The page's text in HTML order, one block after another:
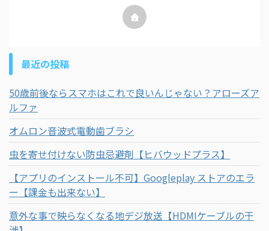
最近の投稿
50歳前後ならスマホはこれで良いんじゃない？アローズア
ルファ
オムロン音波式電動歯ブラシ
虫を寄せ付けない防虫忌避剤【ヒバウッドプラス】
【アプリのインストール不可】Googleplay ストアのエラ
ー【課金も出来ない】
意外な事で映らなくなる地デジ放送【HDMIケーブルの干